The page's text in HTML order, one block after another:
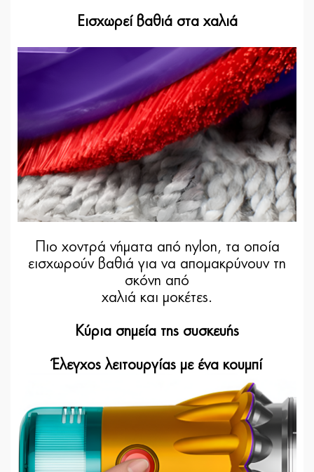
Εισχωρεί βαθιά στα χαλιά
Πιο χοντρά νήματα από nylon, τα οποία
εισχωρούν βαθιά για να απομακρύνουν τη
σκόνη από
χαλιά και μοκέτες.
Κύρια σημεία της συσκευής
Έλεγχος λειτουργίας με ένα κουμπί